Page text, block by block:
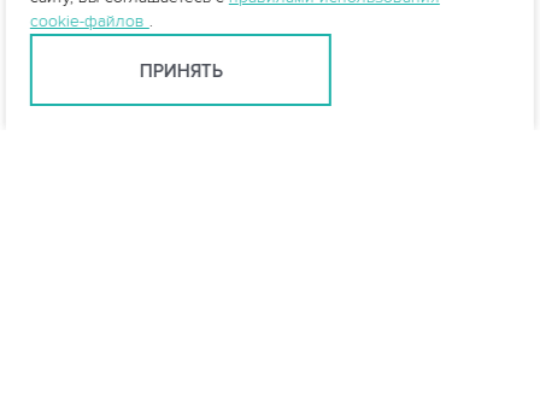
cookie-файлов .
ПРИНЯТЬ